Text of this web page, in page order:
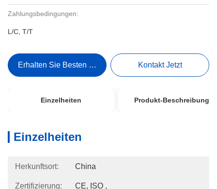
Zahlungsbedingungen:
L/C, T/T
Erhalten Sie Besten Preis Kontakt Jetzt
Einzelheiten Produkt-Beschreibung
Einzelheiten
Herkunftsort: China
Zertifizierung: CE, ISO ,